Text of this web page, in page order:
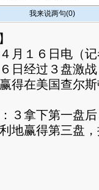
我来说两句(0)
】
１６日电（记
日经过３盘激
赢得在美国查尔
拿下第一盘后
地赢得第三盘